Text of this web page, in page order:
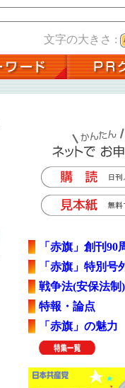
文字の大きさ :
「赤旗」創刊90
「赤旗」特別号
戦争法(安保法制)
特報・論点
「赤旗」の魅力